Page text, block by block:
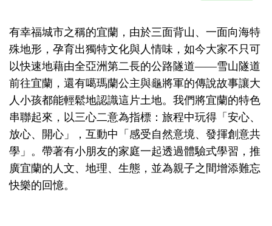
有幸福城市之稱的宜蘭，由於三面背山、一面向海特
殊地形，孕育出獨特文化與人情味，如今大家不只可
以快速地藉由全亞洲第二長的公路隧道——雪山隧道
前往宜蘭，還有噶瑪蘭公主與龜將軍的傳說故事讓大
人小孩都能輕鬆地認識這片土地。我們將宜蘭的特色
串聯起來，以三心二意為指標：旅程中玩得「安心、
放心、開心」，互動中「感受自然意境、發揮創意共
學」。帶著有小朋友的家庭一起透過體驗式學習，推
廣宜蘭的人文、地理、生態，並為親子之間增添難忘
快樂的回憶。